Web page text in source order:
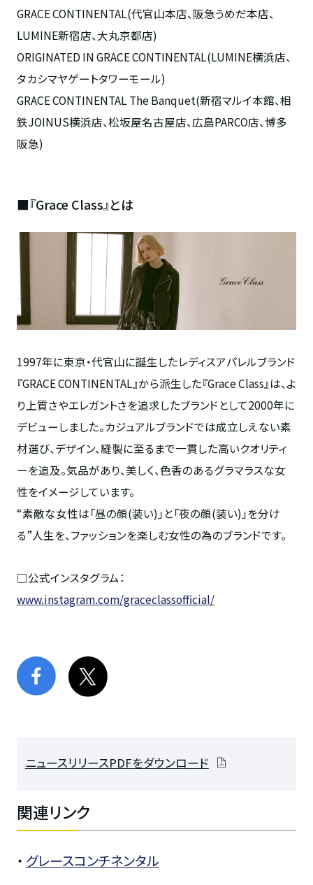
GRACE CONTINENTAL(代官山本店、阪急うめだ本店、
LUMINE新宿店、大丸京都店)
ORIGINATED IN GRACE CONTINENTAL(LUMINE横浜店、
タカシマヤゲートタワーモール)
GRACE CONTINENTAL The Banquet(新宿マルイ本館、相
鉄JOINUS横浜店、松坂屋名古屋店、広島PARCO店、博多
阪急)
■『Grace Class』とは
1997年に東京・代官山に誕生したレディスアパレルブランド
『GRACE CONTINENTAL』から派生した『Grace Class』は、よ
り上質さやエレガントさを追求したブランドとして2000年に
デビューしました。カジュアルブランドでは成立しえない素
材選び、デザイン、縫製に至るまで一貫した高いクオリティ
ーを追及。気品があり、美しく、色香のあるグラマラスな女
性をイメージしています。
“素敵な女性は「昼の顔(装い)」と「夜の顔(装い)」を分け
る”人生を、ファッションを楽しむ女性の為のブランドです。
□公式インスタグラム：
www.instagram.com/graceclassofficial/
ニュースリリースPDFをダウンロード
関連リンク
・ グレースコンチネンタル